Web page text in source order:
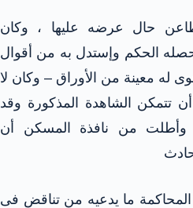
حال عرضه عليها ، وكان
الحكم وإستدل به من أقوال
له معينة من الأوراق – وكان لا
تتمكن الشاهدة المذكورة وقد
وأطلت من نافذة المسكن أن
ما يدعيه من تناقض فى